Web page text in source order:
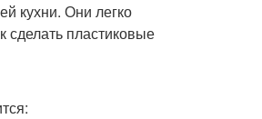
кухни. Они легко
сделать пластиковые